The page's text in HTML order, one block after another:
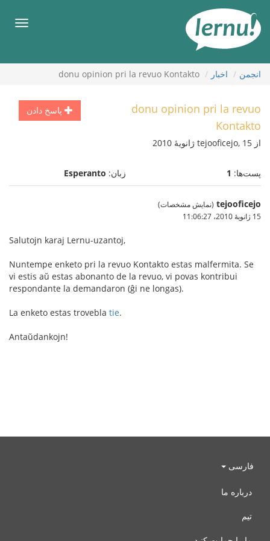
محتوا
انجمن اخبار donu opinion pri la revuo Kontakto
پاسخ دادن
donu opinion pri la revuo
Kontakto
از tejooficejo, 15 ژانویهٔ 2010
پست‌ها: 1 زبان: Esperanto
tejooficejo (نمایش مشخصات)
15 ژانویهٔ 2010،‏ 11:06:27
Salutojn karaj Lernu-uzantoj,
Nuntempe enketo pri la revuo Kontakto estas malfermita. Se
vi estis aŭ estas abonanto de la revuo, vi povas kontribui
respondante la demandaron (ĝi ne longas).
La enketo estas trovebla tie.
Antaŭdankojn!
فارسی
درباره ما
تیم